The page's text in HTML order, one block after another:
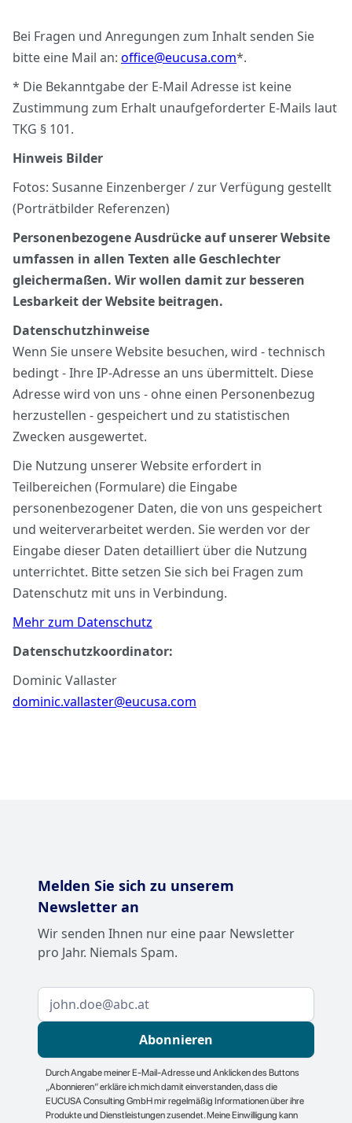
Bei Fragen und Anregungen zum Inhalt senden Sie
bitte eine Mail an: office@eucusa.com*.
* Die Bekanntgabe der E-Mail Adresse ist keine
Zustimmung zum Erhalt unaufgeforderter E-Mails laut
TKG § 101.
Hinweis Bilder
Fotos: Susanne Einzenberger / zur Verfügung gestellt
(Porträtbilder Referenzen)
Personenbezogene Ausdrücke auf unserer Website
umfassen in allen Texten alle Geschlechter
gleichermaßen. Wir wollen damit zur besseren
Lesbarkeit der Website beitragen.
Datenschutzhinweise
Wenn Sie unsere Website besuchen, wird - technisch
bedingt - Ihre IP-Adresse an uns übermittelt. Diese
Adresse wird von uns - ohne einen Personenbezug
herzustellen - gespeichert und zu statistischen
Zwecken ausgewertet.
Die Nutzung unserer Website erfordert in
Teilbereichen (Formulare) die Eingabe
personenbezogener Daten, die von uns gespeichert
und weiterverarbeitet werden. Sie werden vor der
Eingabe dieser Daten detailliert über die Nutzung
unterrichtet. Bitte setzen Sie sich bei Fragen zum
Datenschutz mit uns in Verbindung.
Mehr zum Datenschutz
Datenschutzkoordinator:
Dominic Vallaster
dominic.vallaster@eucusa.com
Melden Sie sich zu unserem
Newsletter an
Wir senden Ihnen nur eine paar Newsletter
pro Jahr. Niemals Spam.
Durch Angabe meiner E-Mail-Adresse und Anklicken des Buttons
„Abonnieren“ erkläre ich mich damit einverstanden, dass die
EUCUSA Consulting GmbH mir regelmäßig Informationen über ihre
Produkte und Dienstleistungen zusendet. Meine Einwilligung kann